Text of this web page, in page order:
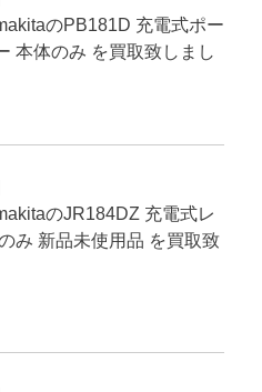
のPB181D 充電式ポー
本体のみ を買取致しまし
のJR184DZ 充電式レ
み 新品未使用品 を買取致